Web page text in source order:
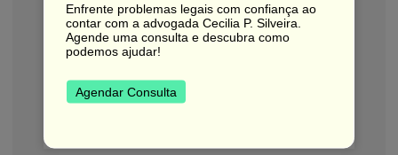
Enfrente problemas legais com confiança ao
contar com a advogada Cecilia P. Silveira.
Agende uma consulta e descubra como
podemos ajudar!
Agendar Consulta